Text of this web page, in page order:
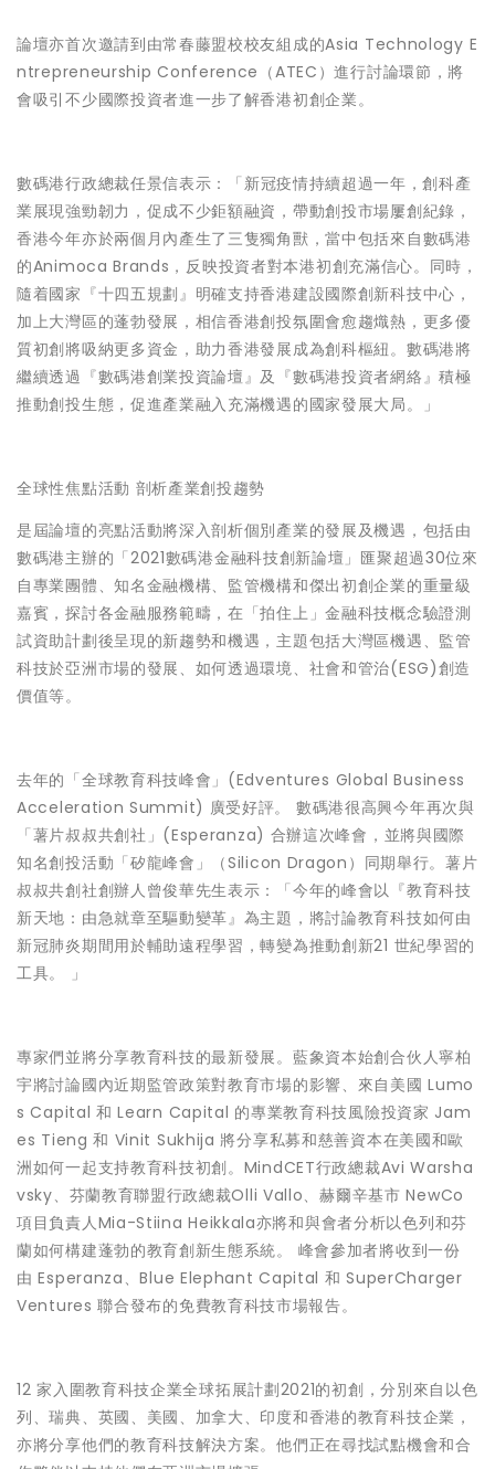
論壇亦首次邀請到由常春藤盟校校友組成的Asia Technology E
ntrepreneurship Conference（ATEC）進行討論環節，將
會吸引不少國際投資者進一步了解香港初創企業。
數碼港行政總裁任景信表示：「新冠疫情持續超過一年，創科產
業展現強勁韌力，促成不少鉅額融資，帶動創投市場屢創紀錄，
香港今年亦於兩個月內產生了三隻獨角獸，當中包括來自數碼港
的Animoca Brands，反映投資者對本港初創充滿信心。同時，
隨着國家『十四五規劃』明確支持香港建設國際創新科技中心，
加上大灣區的蓬勃發展，相信香港創投氛圍會愈趨熾熱，更多優
質初創將吸納更多資金，助力香港發展成為創科樞紐。數碼港將
繼續透過『數碼港創業投資論壇』及『數碼港投資者網絡』積極
推動創投生態，促進產業融入充滿機遇的國家發展大局。」
全球性焦點活動 剖析產業創投趨勢
是屆論壇的亮點活動將深入剖析個別產業的發展及機遇，包括由
數碼港主辦的 「2021數碼港金融科技創新論壇」 匯聚超過30位來
自專業團體、知名金融機構、監管機構和傑出初創企業的重量級
嘉賓，探討各金融服務範疇，在「拍住上」金融科技概念驗證測
試資助計劃後呈現的新趨勢和機遇，主題包括大灣區機遇、監管
科技於亞洲市場的發展、如何透過環境、社會和管治(ESG)創造
價值等。
去年的「全球教育科技峰會」(Edventures Global Business
Acceleration Summit) 廣受好評。 數碼港很高興今年再次與
「薯片叔叔共創社」(Esperanza) 合辦這次峰會，並將與國際
知名創投活動「矽龍峰會」（Silicon Dragon）同期舉行。薯片
叔叔共創社創辦人曾俊華先生表示：「今年的峰會以『教育科技
新天地：由急就章至驅動變革』為主題，將討論教育科技如何由
新冠肺炎期間用於輔助遠程學習，轉變為推動創新21 世紀學習的
工具。 」
專家們並將分享教育科技的最新發展。藍象資本始創合伙人寧柏
宇將討論國內近期監管政策對教育市場的影響、來自美國 Lumo
s Capital 和 Learn Capital 的專業教育科技風險投資家 Jam
es Tieng 和 Vinit Sukhija 將分享私募和慈善資本在美國和歐
洲如何一起支持教育科技初創。MindCET行政總裁Avi Warsha
vsky、芬蘭教育聯盟行政總裁Olli Vallo、赫爾辛基市 NewCo
項目負責人Mia-Stiina Heikkala亦將和與會者分析以色列和芬
蘭如何構建蓬勃的教育創新生態系統。 峰會參加者將收到一份
由Esperanza 、Blue Elephant Capital 和SuperCharger
Ventures 聯合發布的免費教育科技市場報告。
12 家入圍教育科技企業全球拓展計劃2021的初創，分別來自以色
列、瑞典、英國、美國、加拿大、印度和香港的教育科技企業，
亦將分享他們的教育科技解決方案。他們正在尋找試點機會和合